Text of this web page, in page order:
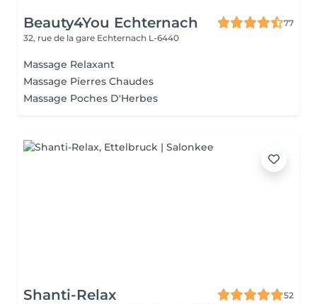
Beauty4You Echternach
77
32, rue de la gare Echternach L-6440
Massage Relaxant
Massage Pierres Chaudes
Massage Poches D'Herbes
Shanti-Relax
52